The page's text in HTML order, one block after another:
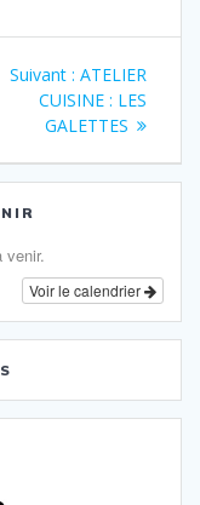
Suivant : Article
suivant
:
ATELIER
CUISINE : LES
GALETTES
venir.
Voir le calendrier